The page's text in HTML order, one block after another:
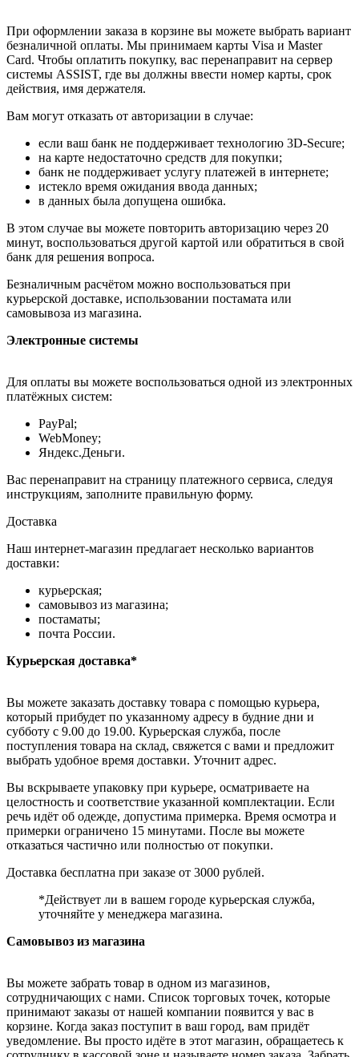
При оформлении заказа в корзине вы можете выбрать вариант
безналичной оплаты. Мы принимаем карты Visa и Master
Card. Чтобы оплатить покупку, вас перенаправит на сервер
системы ASSIST, где вы должны ввести номер карты, срок
действия, имя держателя.
Вам могут отказать от авторизации в случае:
если ваш банк не поддерживает технологию 3D-Secure;
на карте недостаточно средств для покупки;
банк не поддерживает услугу платежей в интернете;
истекло время ожидания ввода данных;
в данных была допущена ошибка.
В этом случае вы можете повторить авторизацию через 20
минут, воспользоваться другой картой или обратиться в свой
банк для решения вопроса.
Безналичным расчётом можно воспользоваться при
курьерской доставке, использовании постамата или
самовывоза из магазина.
Электронные системы
Для оплаты вы можете воспользоваться одной из электронных
платёжных систем:
PayPal;
WebMoney;
Яндекс.Деньги.
Вас перенаправит на страницу платежного сервиса, следуя
инструкциям, заполните правильную форму.
Доставка
Наш интернет-магазин предлагает несколько вариантов
доставки:
курьерская;
самовывоз из магазина;
постаматы;
почта России.
Курьерская доставка*
Вы можете заказать доставку товара с помощью курьера,
который прибудет по указанному адресу в будние дни и
субботу с 9.00 до 19.00. Курьерская служба, после
поступления товара на склад, свяжется с вами и предложит
выбрать удобное время доставки. Уточнит адрес.
Вы вскрываете упаковку при курьере, осматриваете на
целостность и соответствие указанной комплектации. Если
речь идёт об одежде, допустима примерка. Время осмотра и
примерки ограничено 15 минутами. После вы можете
отказаться частично или полностью от покупки.
Доставка бесплатна при заказе от 3000 рублей.
*Действует ли в вашем городе курьерская служба,
уточняйте у менеджера магазина.
Самовывоз из магазина
Вы можете забрать товар в одном из магазинов,
сотрудничающих с нами. Список торговых точек, которые
принимают заказы от нашей компании появится у вас в
корзине. Когда заказ поступит в ваш город, вам придёт
уведомление. Вы просто идёте в этот магазин, обращаетесь к